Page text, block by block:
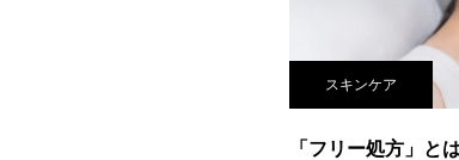
スキンケア
「フリー処方」と